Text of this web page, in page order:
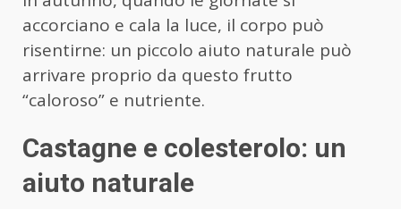
accorciano e cala la luce, il corpo può
risentirne: un piccolo aiuto naturale può
arrivare proprio da questo frutto
“caloroso” e nutriente.
Castagne e colesterolo: un
aiuto naturale